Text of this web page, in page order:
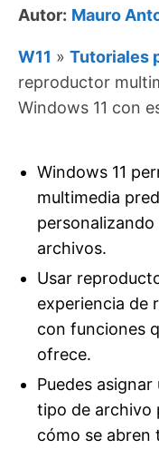
Autor: Mauro
W11 » Tutoriales
reproductor
Windows 11 con
Windows 11
multimedia
archivos.
Usar
experiencia de
con funciones
ofrece.
Puedes
tipo de archivo
cómo se abren